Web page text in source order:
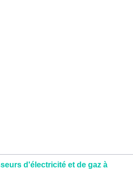
d'électricité et de gaz à